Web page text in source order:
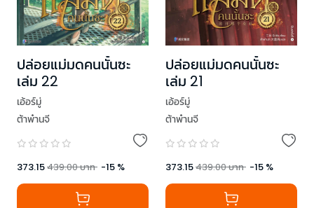
ปล่อยแม่มดคนนั้นซะ
เล่ม 22
เอ้อร์มู่
ต้าพ๋านจี
373.15439.00บาท -15 %
ปล่อยแม่มดคนนั้นซะ
เล่ม 21
เอ้อร์มู่
ต้าพ๋านจี
373.15439.00บาท -15 %